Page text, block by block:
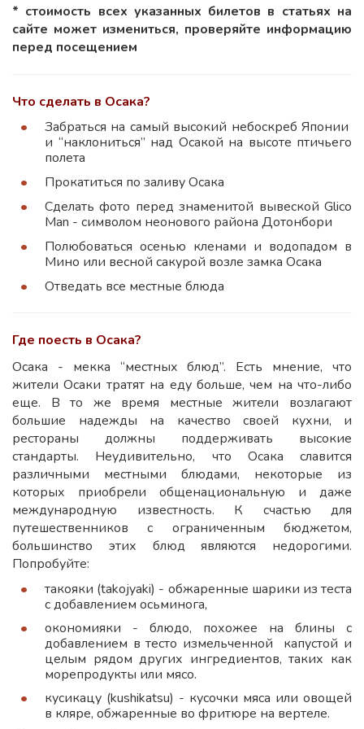
* стоимость всех указанных билетов в статьях на
сайте может измениться, проверяйте информацию
перед посещением
Что сделать в Осака?
Забраться на самый высокий небоскреб Японии
и “наклониться” над Осакой на высоте птичьего
полета
Прокатиться по заливу Осака
Сделать фото перед знаменитой вывеской Glico
Man - символом неонового района Дотонбори
Полюбоваться осенью кленами и водопадом в
Мино или весной сакурой возле замка Осака
Отведать все местные блюда
Где поесть в Осака?
Осака - мекка “местных блюд”. Есть мнение, что
жители Осаки тратят на еду больше, чем на что-либо
еще. В то же время местные жители возлагают
большие надежды на качество своей кухни, и
рестораны должны поддерживать высокие
стандарты. Неудивительно, что Осака славится
различными местными блюдами, некоторые из
которых приобрели общенациональную и даже
международную известность. К счастью для
путешественников с ограниченным бюджетом,
большинство этих блюд являются недорогими.
Попробуйте:
такояки (takojyaki) - обжаренные шарики из теста
с добавлением осьминога,
окономияки - блюдо, похожее на блины c
добавлением в тесто измельченной капустой и
целым рядом других ингредиентов, таких как
морепродукты или мясо.
кусикацу (kushikatsu) - кусочки мяса или овощей
в кляре, обжаренные во фритюре на вертеле.